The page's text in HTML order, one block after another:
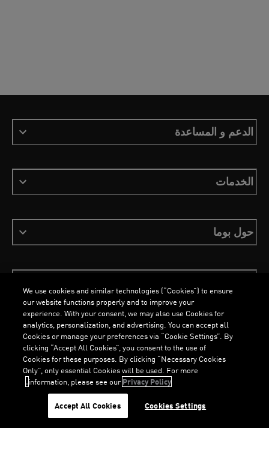
L
O
A
D
I
NG
.
..
الدعم و المساعدة
الخدمات
حول بوما
ملفات تعريف الارتباطسياسة الخصوصيةImprint
العربية
جميع الحقوق محفوظة © PUMA, 2026
We use cookies and similar technologies (“Cookies”) to ensure
our website functions properly and to improve your
experience. With your consent, we may also use Cookies for
analytics, personalization, and advertising. You can accept all
Cookies or manage your preferences via “Cookie Settings”. By
clicking “Accept All Cookies”, you consent to the use of
Cookies for these purposes. By clicking “Necessary Cookies
Only”, only essential Cookies will be used. For more
information, please see ourPrivacy Policy.
Cookies Settings
Accept All Cookies